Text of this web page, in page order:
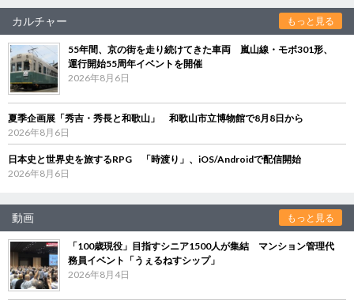
カルチャー もっと見る
55年間、京の街を走り続けてきた車両 嵐山線・モボ301形、
運行開始55周年イベントを開催
2026年8月6日
夏季企画展「秀吉・秀長と和歌山」 和歌山市立博物館で8月8日から
2026年8月6日
日本史と世界史を旅するRPG 「時渡り」、iOS/Androidで配信開始
2026年8月6日
動画 もっと見る
「100歳現役」目指すシニア1500人が集結 マンション管理代
務員イベント「うぇるねすシップ」
2026年8月4日